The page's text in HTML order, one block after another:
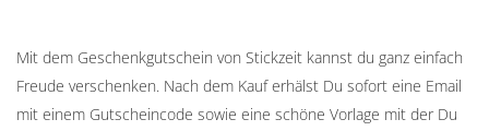
Mit dem Geschenkgutschein von Stickzeit kannst du ganz einfach
Freude verschenken. Nach dem Kauf erhälst Du sofort eine Email
mit einem Gutscheincode sowie eine schöne Vorlage mit der Du